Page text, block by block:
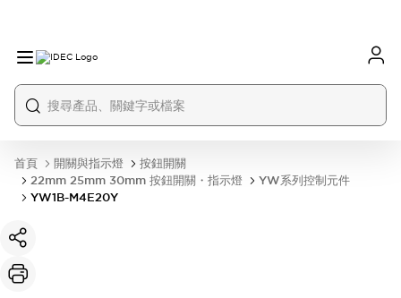
首頁 開關與指示燈
按鈕開關
22mm 25mm 30mm 按鈕開關・指示燈
YW系列控制元件
YW1B-M4E20Y